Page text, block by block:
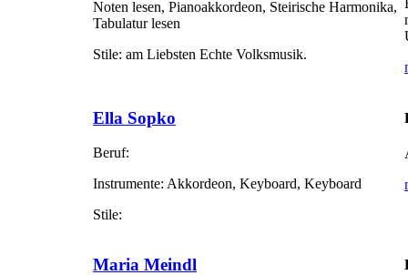
Noten lesen, Pianoakkordeon, Steirische Harmonika,
Tabulatur lesen
Stile: am Liebsten Echte Volksmusik.
Ella Sopko
Beruf:
Instrumente: Akkordeon, Keyboard, Keyboard
Stile:
Maria Meindl